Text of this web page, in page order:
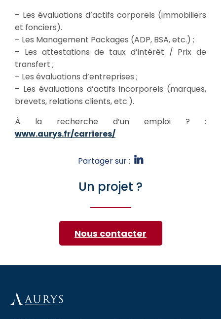
– Les évaluations d’actifs corporels (immobiliers
et fonciers).
– Les Management Packages (ADP, BSA, etc.) ;
– Les attestations de taux d’intérêt / Prix de
transfert ;
– Les évaluations d’entreprises ;
– Les évaluations d’actifs incorporels (marques,
brevets, relations clients, etc.).
À la recherche d’un emploi ? :
www.aurys.fr/carrieres/
Partager sur :
Un projet ?
Nous contacter